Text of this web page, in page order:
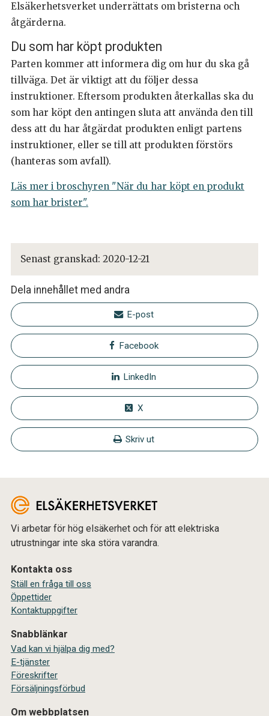
Elsäkerhetsverket underrättats om bristerna och
åtgärderna.
Du som har köpt produkten
Parten kommer att informera dig om hur du ska gå
tillväga. Det är viktigt att du följer dessa
instruktioner. Eftersom produkten återkallas ska du
som har köpt den antingen sluta att använda den till
dess att du har åtgärdat produkten enligt partens
instruktioner, eller se till att produkten förstörs
(hanteras som avfall).
Läs mer i broschyren "När du har köpt en produkt
som har brister".
Senast granskad: 2020-12-21
Dela innehållet med andra
E-post
Facebook
LinkedIn
X
Skriv ut
Vi arbetar för hög elsäkerhet och för att elektriska
utrustningar inte ska störa varandra.
Kontakta oss
Ställ en fråga till oss
Öppettider
Kontaktuppgifter
Snabblänkar
Vad kan vi hjälpa dig med?
E-tjänster
Föreskrifter
Försäljningsförbud
Om webbplatsen